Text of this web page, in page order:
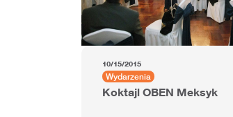
10/15/2015
Wydarzenia
Koktajl OBEN Meksyk